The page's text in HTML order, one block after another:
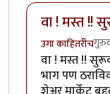
वा ! मस्त !!
उगा काहितरीच
वा ! मस्त !!
भाग पण